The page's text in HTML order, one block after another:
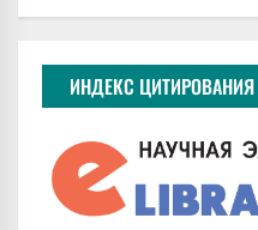
ИНДЕКС ЦИТИРОВАНИЯ